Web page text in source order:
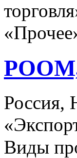
Россия,
Виды